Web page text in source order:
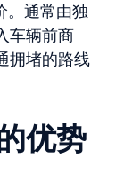
。通常由独
车辆前商
拥堵的路线
优势